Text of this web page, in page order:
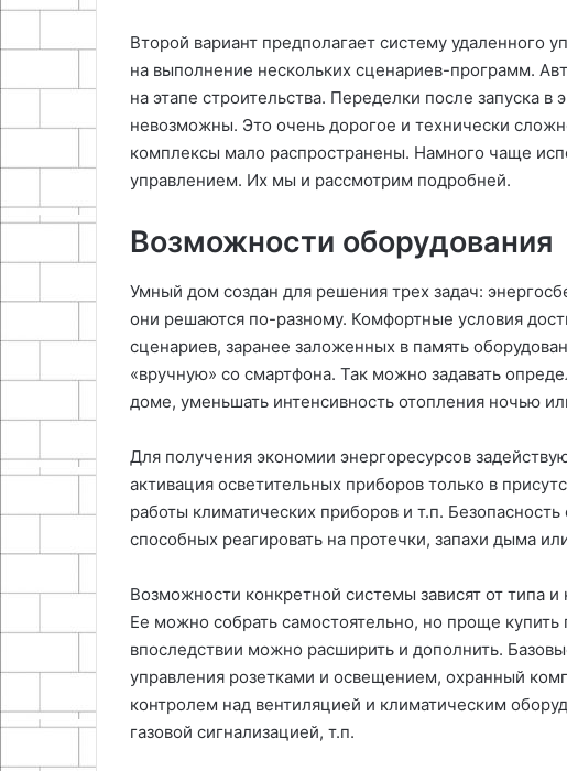
Второй вариант предполагает систему удаленного
на выполнение нескольких сценариев-программ.
на этапе строительства. Переделки после запуска
невозможны. Это очень дорогое и технически
комплексы мало распространены. Намного чаще
управлением. Их мы и рассмотрим подробней.
Возможности оборудования
Умный дом создан для решения трех задач:
они решаются по-разному. Комфортные условия
сценариев, заранее заложенных в память
«вручную» со смартфона. Так можно задавать
доме, уменьшать интенсивность отопления ночью
Для получения экономии энергоресурсов
активация осветительных приборов только в
работы климатических приборов и т.п.
способных реагировать на протечки, запахи дыма
Возможности конкретной системы зависят от типа
Ее можно собрать самостоятельно, но проще
впоследствии можно расширить и дополнить.
управления розетками и освещением, охранный
контролем над вентиляцией и климатическим
газовой сигнализацией, т.п.